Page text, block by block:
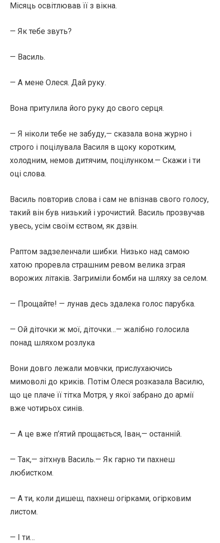
Місяць освітлював її з вікна.
— Як тебе звуть?
— Василь.
— А мене Олеся. Дай руку.
Вона притулила його руку до свого серця.
— Я ніколи тебе не забуду,— сказала вона журно і
строго і поцілувала Василя в щоку коротким,
холодним, немов дитячим, поцілунком.— Скажи і ти
оці слова.
Василь повторив слова і сам не впізнав свого голосу,
такий він був низький і урочистий. Василь прозвучав
увесь, усім своїм єством, як дзвін.
Раптом задзеленчали шибки. Низько над самою
хатою проревла страшним ревом велика зграя
ворожих літаків. Загриміли бомби на шляху за селом.
— Прощайте! — лунав десь здалека голос парубка.
— Ой діточки ж мої, діточки…— жалібно голосила
понад шляхом розлука
Вони довго лежали мовчки, прислухаючись
мимоволі до криків. Потім Олеся розказала Василю,
що це плаче її тітка Мотря, у якої забрано до армії
вже чотирьох синів.
— А це вже п’ятий прощається, Іван,— останній.
— Так,— зітхнув Василь.— Як гарно ти пахнеш
любистком.
— А ти, коли дишеш, пахнеш огірками, огірковим
листом.
— І ти…